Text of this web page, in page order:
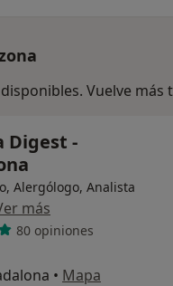
Vuelve
Digest -
Alergólogo, Analista
más
80 opiniones
• Mapa